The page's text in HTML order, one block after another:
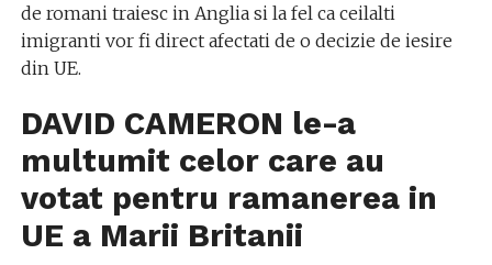
de romani traiesc in Anglia si la fel ca ceilalti
imigranti vor fi direct afectati de o decizie de iesire
din UE.
DAVID CAMERON le-a
multumit celor care au
votat pentru ramanerea in
UE a Marii Britanii